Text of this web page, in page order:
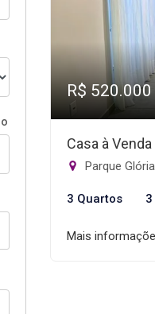
R$ 520.000
Casa à
Parque
3 Quartos
Mais